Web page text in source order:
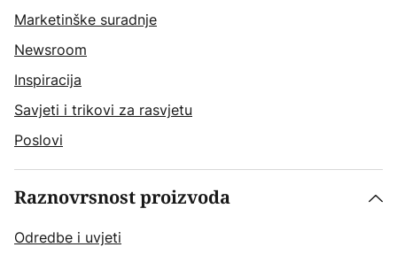
Marketinške suradnje
Newsroom
Inspiracija
Savjeti i trikovi za rasvjetu
Poslovi
Raznovrsnost proizvoda
Odredbe i uvjeti